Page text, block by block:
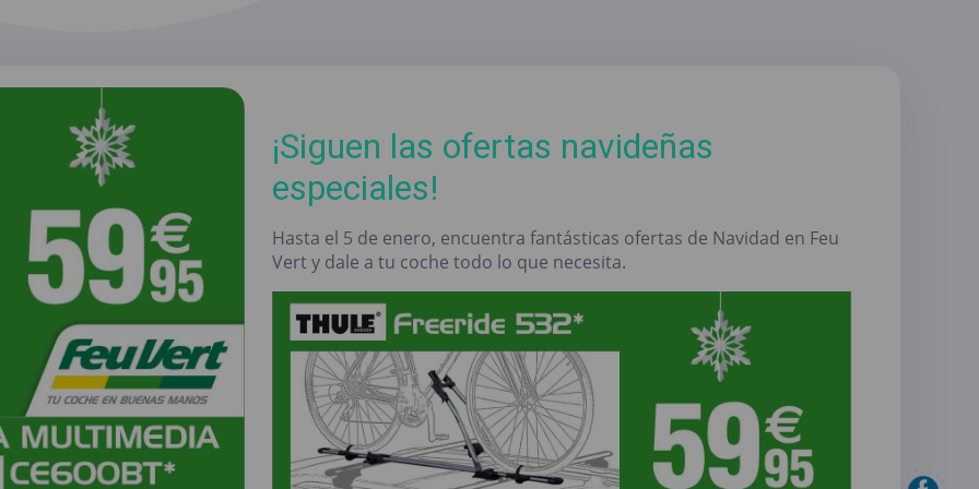
¡Siguen las ofertas navideñas
especiales!
Hasta el 5 de enero, encuentra fantásticas ofertas de Navidad en Feu
Vert y dale a tu coche todo lo que necesita.